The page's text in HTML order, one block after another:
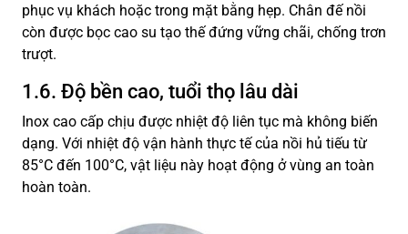
phục vụ khách hoặc trong mặt bằng hẹp. Chân đế nồi
còn được bọc cao su tạo thế đứng vững chãi, chống trơn
trượt.
1.6. Độ bền cao, tuổi thọ lâu dài
Inox cao cấp chịu được nhiệt độ liên tục mà không biến
dạng. Với nhiệt độ vận hành thực tế của nồi hủ tiếu từ
85°C đến 100°C, vật liệu này hoạt động ở vùng an toàn
hoàn toàn.